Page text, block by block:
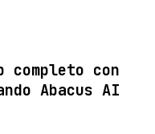
completo con
Abacus AI